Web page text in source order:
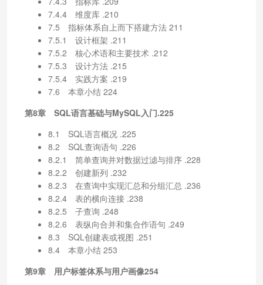
7.4.4 维度库 .210
7.5 指标体系自上而下搭建方法 211
7.5.1 设计框架 .211
7.5.2 核心术语和主要技术 .212
7.5.3 设计方法 .215
7.5.4 实践方案 .219
7.6 本章小结 224
第8章 SQL语言基础与MySQL入门.225
8.1 SQL语言概况 .225
8.2 SQL查询语句 .226
8.2.1 简单查询并对数据过滤与排序 .228
8.2.2 创建新列 .232
8.2.3 在查询中实现汇总和分组汇总 .236
8.2.4 表的横向连接 .238
8.2.5 子查询 .248
8.2.6 表纵向合并和集合作语句 .249
8.3 SQL创建表或视图 .251
8.4 本章小结 253
第9章 用户标签体系与用户画像254